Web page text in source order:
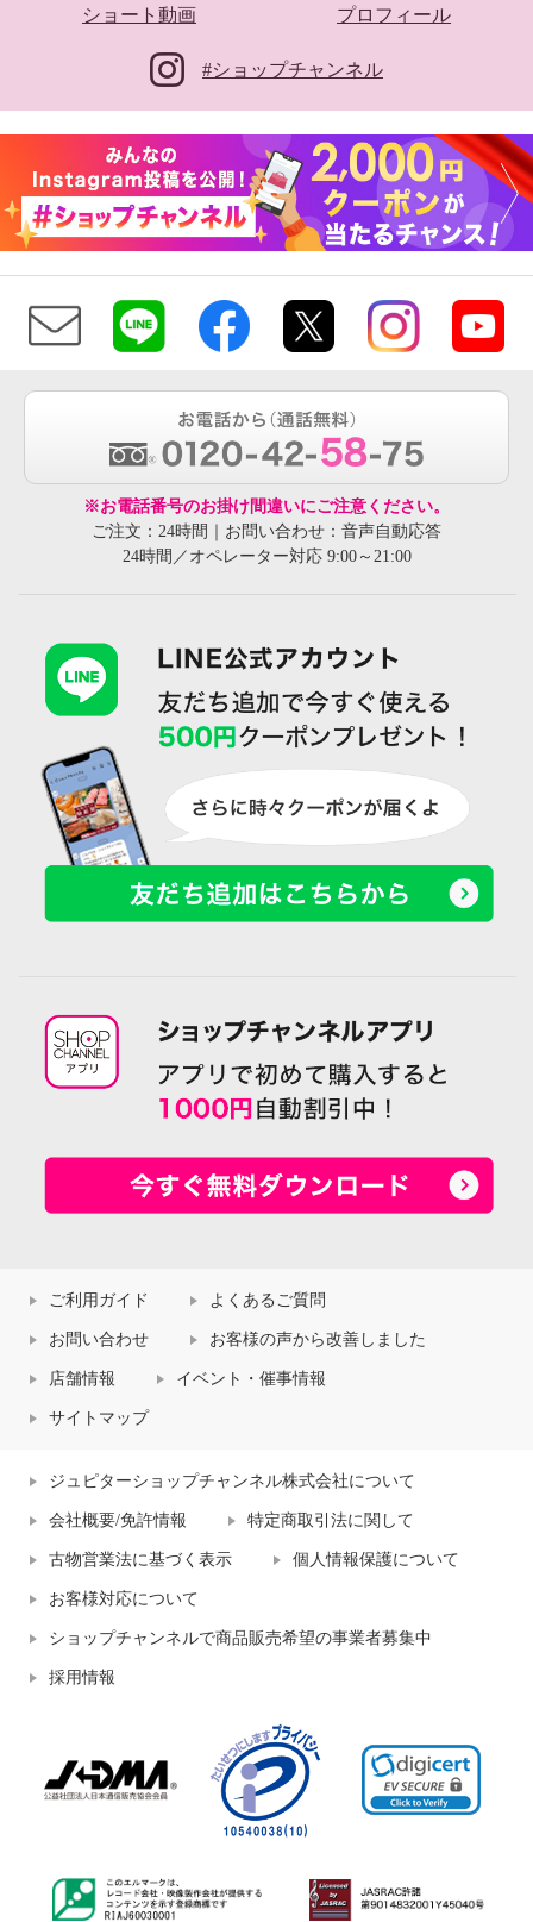
ショート動画 プロフィール
#ショップチャンネル
※お電話番号のお掛け間違いにご注意ください。
ご注文：24時間｜お問い合わせ：音声自動応答
24時間／オペレーター対応 9:00～21:00
ご利用ガイド よくあるご質問
お問い合わせ お客様の声から改善しました
店舗情報 イベント・催事情報
サイトマップ
ジュピターショップチャンネル株式会社について
会社概要/免許情報 特定商取引法に関して
古物営業法に基づく表示 個人情報保護について
お客様対応について
ショップチャンネルで商品販売希望の事業者募集中
採用情報